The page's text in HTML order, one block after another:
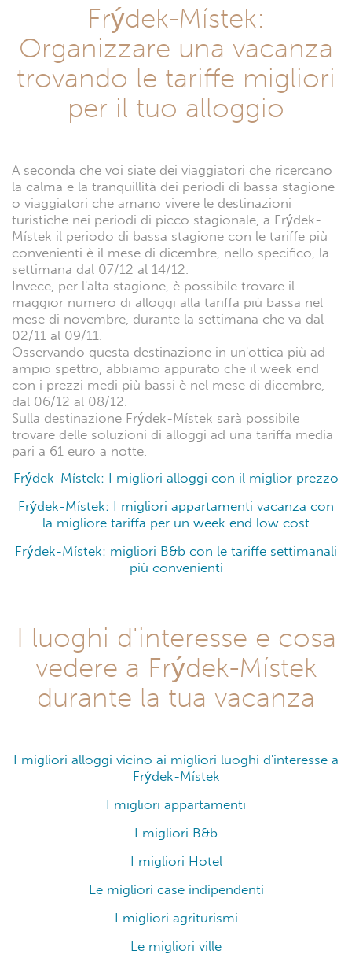
Frýdek-Místek:
Organizzare una vacanza
trovando le tariffe migliori
per il tuo alloggio
A seconda che voi siate dei viaggiatori che ricercano
la calma e la tranquillità dei periodi di bassa stagione
o viaggiatori che amano vivere le destinazioni
turistiche nei periodi di picco stagionale, a Frýdek-
Místek il periodo di bassa stagione con le tariffe più
convenienti è il mese di dicembre, nello specifico, la
settimana dal 07/12 al 14/12.
Invece, per l'alta stagione, è possibile trovare il
maggior numero di alloggi alla tariffa più bassa nel
mese di novembre, durante la settimana che va dal
02/11 al 09/11.
Osservando questa destinazione in un'ottica più ad
ampio spettro, abbiamo appurato che il week end
con i prezzi medi più bassi è nel mese di dicembre,
dal 06/12 al 08/12.
Sulla destinazione Frýdek-Místek sarà possibile
trovare delle soluzioni di alloggi ad una tariffa media
pari a 61 euro a notte.
Frýdek-Místek: I migliori alloggi con il miglior prezzo
Frýdek-Místek: I migliori appartamenti vacanza con
la migliore tariffa per un week end low cost
Frýdek-Místek: migliori B&b con le tariffe settimanali
più convenienti
I luoghi d'interesse e cosa
vedere a Frýdek-Místek
durante la tua vacanza
I migliori alloggi vicino ai migliori luoghi d'interesse a
Frýdek-Místek
I migliori appartamenti
I migliori B&b
I migliori Hotel
Le migliori case indipendenti
I migliori agriturismi
Le migliori ville